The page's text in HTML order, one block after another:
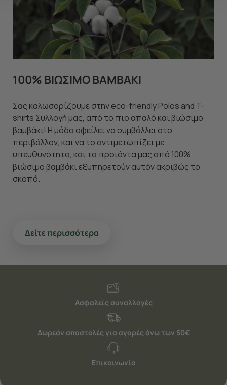
"Ρυθμίσεις Cookies " ανά πάσα στιγμή με ισχύ για το
μέλλον. Εάν επιθυμείτε να μάθετε περισσότερα
σχετικά με τα cookies, επισκεφθείτε οποιαδήποτε στιγμή
τη σελίδαΠολιτική cookies (link).
100% ΒΙΩΣΙΜΟ ΒΑΜΒΑΚΙ
Σας καλωσορίζουμε στην eco-friendly Polos and T-
shirts Συλλογή μας, από το πιο απαλό και βιώσιμο
βαμβάκι! Η μόδα οφείλει να συμβάλλει στο
περιβάλλον, και να το αντιμετωπίζει με
υπευθυνότητα, και τα προιόντα μας από 100%
βιώσιμο βαμβάκι εξυπηρετούν αυτόν ακριβώς το
σκοπό.
Δείτε περισσότερα
Ασφαλείς συναλλαγές
Δωρεάν αποστολές για αγορές άνω των 50€
Επικοινωνία